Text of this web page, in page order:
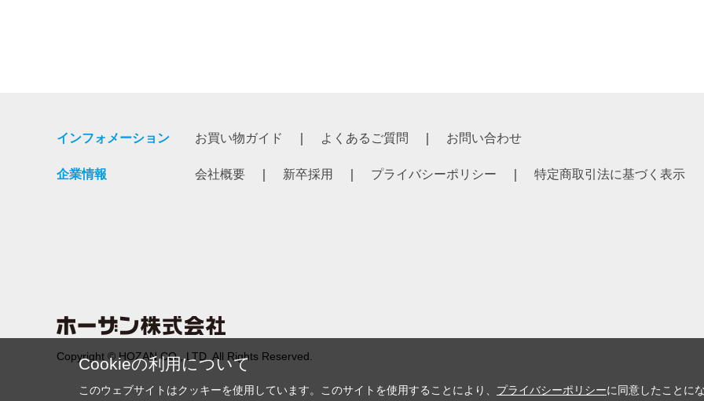
インフォメーション お買い物ガイド よくあるご質問 お問い合わせ
企業情報 会社概要 新卒採用 プライバシーポリシー 特定商取引法に基づく表示
Copyright © HOZAN CO., LTD. All Rights Reserved.
Cookieの利用について
このウェブサイトはクッキーを使用しています。このサイトを使用することにより、 プライバシーポリシーに同意したことに